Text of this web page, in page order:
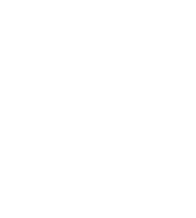
japonsko/peruánská (18.30-21.00 hod.), nutná
hod.)